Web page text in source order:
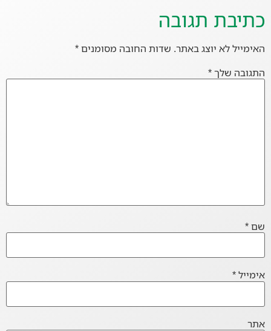
כתיבת תגובה
האימייל לא יוצג באתר. שדות החובה מסומנים*
התגובה שלך*
שם*
אימייל*
אתר